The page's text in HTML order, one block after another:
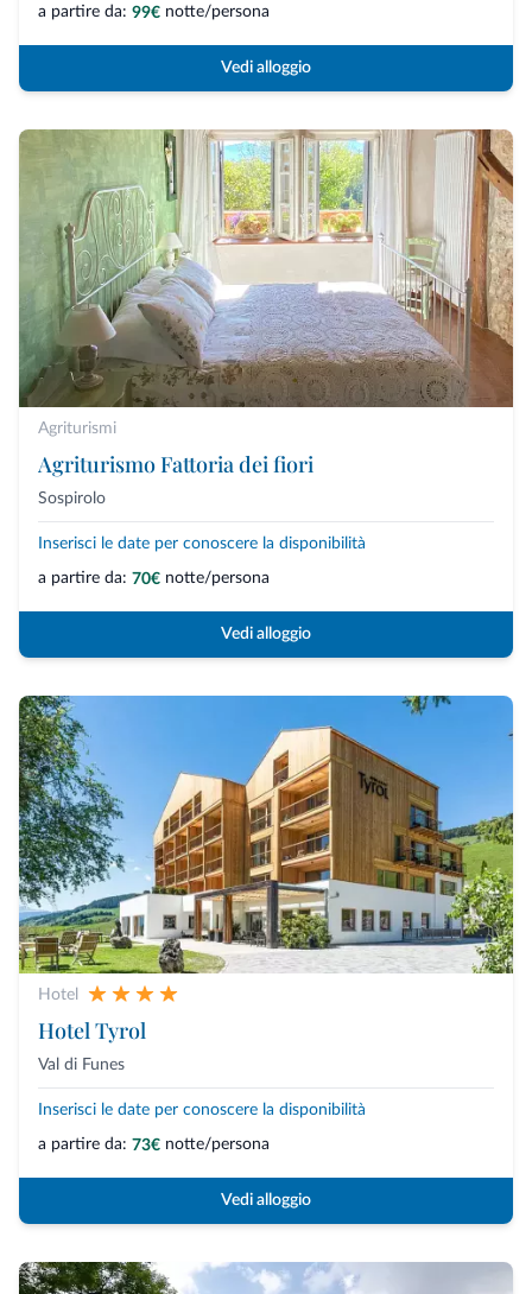
a partire da: 99€ notte/persona
Vedi alloggio
Agriturismi
Agriturismo Fattoria dei fiori
Sospirolo
Inserisci le date per conoscere la disponibilità
a partire da: 70€ notte/persona
Vedi alloggio
Hotel
Hotel Tyrol
Val di Funes
Inserisci le date per conoscere la disponibilità
a partire da: 73€ notte/persona
Vedi alloggio